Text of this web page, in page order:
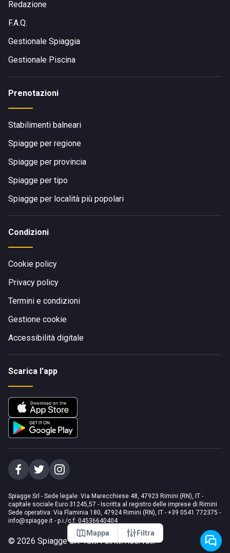
Mappa Filtra
Redazione
F.A.Q.
Gestionale Spiaggia
Gestionale Piscina
Prenotazioni
Stabilimenti balneari
Spiagge per regione
Spiagge per provincia
Spiagge per tipo
Spiagge per località più popolari
Condizioni
Cookie policy
Privacy policy
Termini e condizioni
Gestione cookie
Accessibilità digitale
Scarica l'app
Spiagge Srl - Sede legale: Via Marecchiese 48, 47923 Rimini (RN), IT -
capitale sociale Euro 31245,57 - Iscritta al registro delle imprese di Rimini
Sede operativa: Via Flaminia 180, 47924 Rimini (RN), IT - +39 0541 772375 -
info@spiagge.it - p.i./c.f. 04536640404
© 2026 Spiagge Srl. Tutti i diritti riservati.